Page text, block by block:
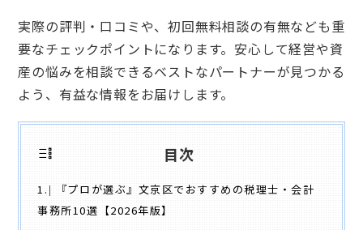
実際の評判・口コミや、初回無料相談の有無なども重
要なチェックポイントになります。安心して経営や資
産の悩みを相談できるベストなパートナーが見つかる
よう、有益な情報をお届けします。
目次
1.
『プロが選ぶ』文京区でおすすめの税理士・会計
事務所10選【2026年版】